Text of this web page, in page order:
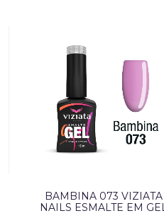
BAMBINA 073 VIZIATA
NAILS ESMALTE EM